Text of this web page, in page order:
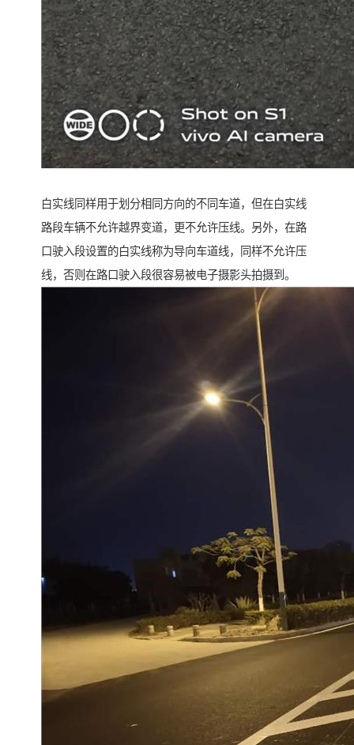
白实线同样用于划分相同方向的不同车道，但在白实线
路段车辆不允许越界变道，更不允许压线。另外，在路
口驶入段设置的白实线称为导向车道线，同样不允许压
线，否则在路口驶入段很容易被电子摄影头拍摄到。